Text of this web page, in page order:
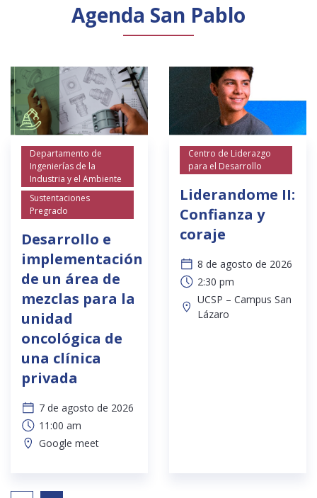
Agenda San Pablo
Departamento de
Ingenierías de la
Industria y el Ambiente
Sustentaciones
Pregrado
Desarrollo e
implementación
de un área de
mezclas para la
unidad
oncológica de
una clínica
privada
7 de agosto de 2026
11:00 am
Google meet
Centro de Liderazgo
para el Desarrollo
Liderandome II:
Confianza y
coraje
8 de agosto de 2026
2:30 pm
UCSP – Campus San
Lázaro